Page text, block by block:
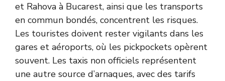
et Rahova à Bucarest, ainsi que les transports
en commun bondés, concentrent les risques.
Les touristes doivent rester vigilants dans les
gares et aéroports, où les pickpockets opèrent
souvent. Les taxis non officiels représentent
une autre source d’arnaques, avec des tarifs